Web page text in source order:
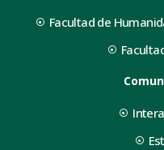
Facultad de